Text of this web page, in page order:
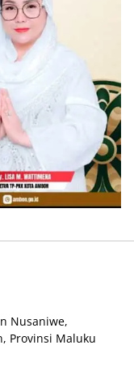
Nusaniwe,
Provinsi Maluku